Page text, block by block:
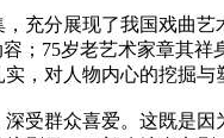
分展现了我国戏曲艺
；75岁老艺术家章其
，对人物内心的挖掘与
群众喜爱。这既是因